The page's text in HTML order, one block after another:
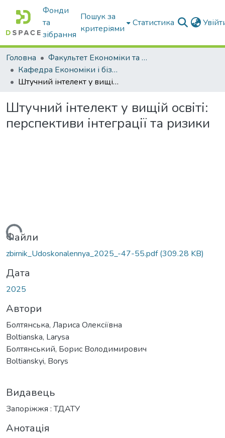
Фонди
та
зібрання
Пошук за
критеріями
Статистика
Головна
Факультет Економіки та бізнесу
Кафедра Економіки і бізнесу
Штучний інтелект у вищій освіті: перспективи інтеграції та ризики
Штучний інтелект у вищій освіті:
перспективи інтеграції та ризики
Файли
zbirnik_Udoskonalennya_2025_-47-55.pdf(309.28 KB)
Дата
2025
Автори
Болтянська, Лариса Олексіївна
Boltianska, Larysa
Болтянський, Борис Володимирович
Boltianskyi, Borys
Видавець
Запоріжжя : ТДАТУ
Анотація